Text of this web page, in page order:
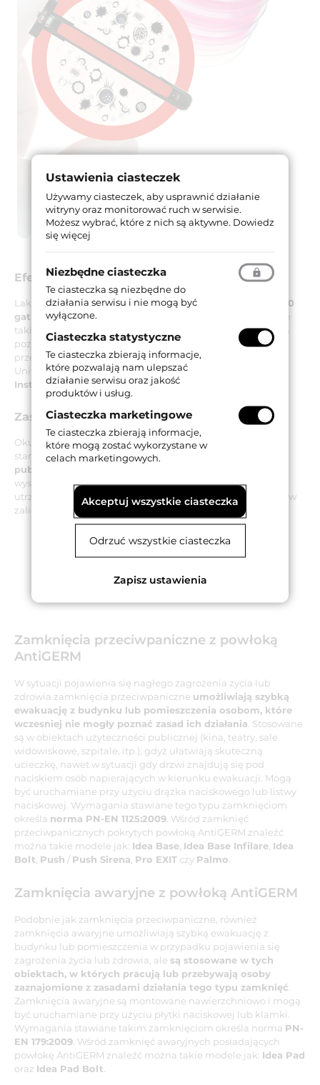
Efekty działania potwierdzone badaniami
Lakier AntiGerm jestskuteczny w stosunku do ponad 650
gatunków wirusów, pleśni, alg, grzybów i bakterii
(także
takich jak Legionella, Salmonella, czy MRSA), redukując ich
poziom o 99%. Skuteczność lakieru została wnikliwie
przebadana na Wydziale Medycyny Molekularnej
Uniwersytetu w Padwie orazpotwierdzona certyfikatem
Instytutu ICIM.
Zastosowanie
Okucia przeciwpaniczne i awaryjne z powłoką AntiGERM
stanowiąidealne rozwiązanie w obiektach użyteczności
publicznej
wysokiego poziomu bezpieczeństwa oraz ochrony zdrowia,
utrzymanie higieny stanowi priorytet, do tego typu obiektów
zaliczają się przede wszystkim:
przychodnie i szpitale
domy opieki i domy dziecka
laboratoria i centra badawcze
Zamknięcia przeciwpaniczne z powłoką
AntiGERM
W sytuacji pojawienia się nagłego zagrożenia zycia lub
zdrowia zamknięcia przeciwpaniczne umożliwiają szybką
ewakuację z budynku lub pomieszczenia osobom, które
wczesniej nie mogły poznać zasad ich działania . Stosowane
są w obiektach użyteczności publicznej (kina, teatry, sale
widowiskowe, szpitale, itp.), gdyż ułatwiają skuteczną
ucieczkę, nawet w sytuacji gdy drzwi znajdują się pod
naciskiem osób napierających w kierunku ewakuacji. Mogą
być uruchamiane przy użyciu drążka naciskowego lub listwy
naciskowej. Wymagania stawiane tego typu zamknięciom
określa norma PN-EN 1125:2009 . Wśród zamknięć
przeciwpanicznych pokrytych powłoką AntiGERM znaleźć
można takie modele jak: Idea Base Idea Base Infilare Idea
Bolt Push /Push Sirena Pro EXIT czy Palmo
Zamknięcia awaryjne z powłoką AntiGERM
Podobnie jak zamknięcia przeciwpaniczne, również
zamknięcia awaryjne umożliwiają szybką ewakuację z
budynku lub pomieszczenia w przypadku pojawienia się
zagrożenia życia lub zdrowia, ale są stosowane w tych
obiektach, w których pracują lub przebywają osoby
zaznajomione z zasadami działania tego typu zamknięć
Zamknięcia awaryjne są montowane nawierzchniowo i mogą
być uruchamiane przy użyciu płytki naciskowej lub klamki.
Wymagania stawiane takim zamknięciom określa norma PN-
EN 179:2009 . Wśród zamknięć awaryjnych posiadających
powłokę AntiGERM znaleźć można takie modele jak: Idea Pad
oraz Idea Pad Bolt
Ustawienia ciasteczek
Używamy ciasteczek, aby usprawnić działanie
witryny oraz monitorować ruch w serwisie.
Możesz wybrać, które z nich są aktywne. Dowiedz
się więcej
Niezbędne ciasteczka
Te ciasteczka są niezbędne do
działania serwisu i nie mogą być
wyłączone.
Ciasteczka statystyczne
Te ciasteczka zbierają informacje,
które pozwalają nam ulepszać
działanie serwisu oraz jakość
produktów i usług.
Ciasteczka marketingowe
Te ciasteczka zbierają informacje,
które mogą zostać wykorzystane w
celach marketingowych.
Akceptuj wszystkie ciasteczka
Odrzuć wszystkie ciasteczka
Zapisz ustawienia